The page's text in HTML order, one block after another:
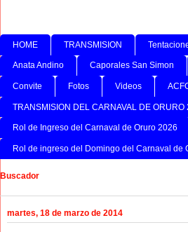
HOME TRANSMISION
Anata Andino Caporales San Simon
Convite Fotos Videos
TRANSMISION DEL CARNAVAL DE ORURO
Rol de Ingreso del Carnaval de Oruro 2026
Rol de ingreso del Domingo del Carnaval de
Buscador
martes, 18 de marzo de 2014